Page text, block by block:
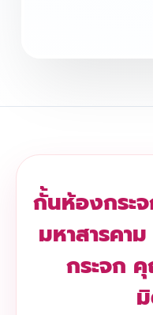
กั้นห้องกระ
มหาสารคา
กระจก